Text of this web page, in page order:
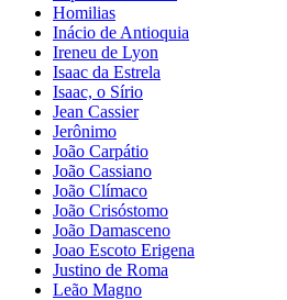
Homilias
Inácio de Antioquia
Ireneu de Lyon
Isaac da Estrela
Isaac, o Sírio
Jean Cassier
Jerônimo
João Carpátio
João Cassiano
João Clímaco
João Crisóstomo
João Damasceno
Joao Escoto Erigena
Justino de Roma
Leão Magno